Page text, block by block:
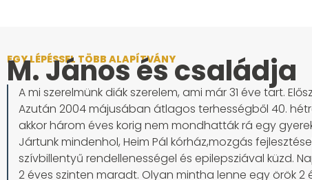
EGY LÉPÉSSEL TÖBB ALAPÍTVÁNY
M. János és családja
A mi szerelmünk diák szerelem, ami már 31 éve tart.
Azután 2004 májusában átlagos terhességből 40.
akkor három éves korig nem mondhatták rá egy
Jártunk mindenhol, Heim Pál kórház,mozgás
szívbillentyű rendellenességel és epilepsziával küzd.
2 éves szinten maradt. Olyan mintha lenne egy örök